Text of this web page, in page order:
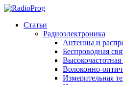
Статьи
Радиоэлектроника
Антенны и
Беспроводная
Высокочастотная
Волоконно-
Измерительная